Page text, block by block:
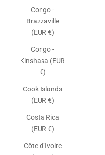
Congo -
Brazzaville
(EUR €)
Congo -
Kinshasa (EUR
€)
Cook Islands
(EUR €)
Costa Rica
(EUR €)
Côte d’Ivoire